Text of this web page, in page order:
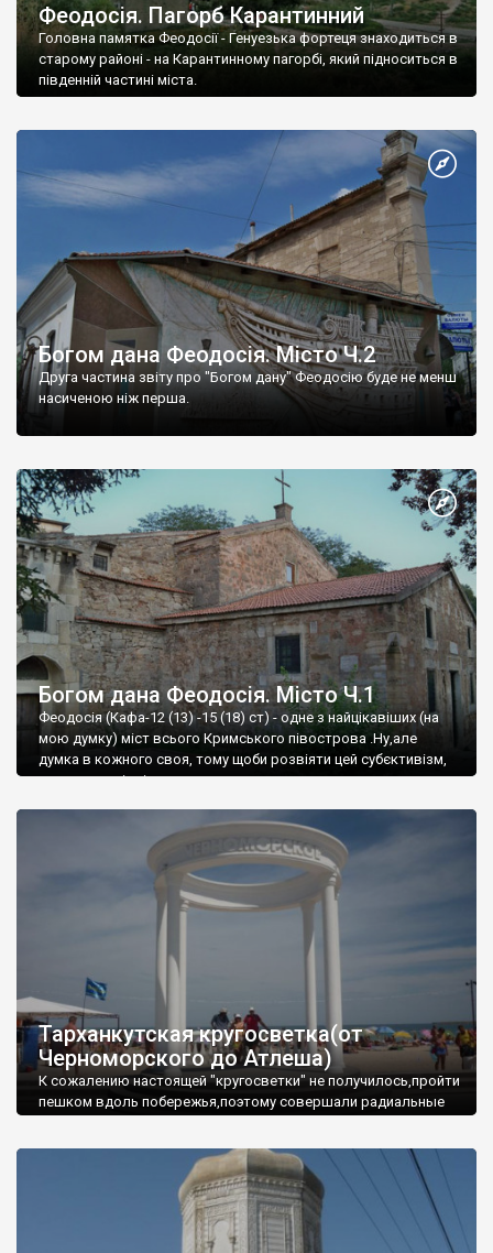
Феодосія. Пагорб Карантинний
Головна памятка Феодосії - Генуезька фортеця знаходиться в
старому районі - на Карантинному пагорбі, який підноситься в
південній частині міста.
Богом дана Феодосія. Місто Ч.2
Друга частина звіту про "Богом дану" Феодосію буде не менш
насиченою ніж перша.
Богом дана Феодосія. Місто Ч.1
Феодосія (Кафа-12 (13) -15 (18) ст) - одне з найцікавіших (на
мою думку) міст всього Кримського півострова .Ну,але
думка в кожного своя, тому щоби розвіяти цей субєктивізм,
запрошую відвідати це
Тарханкутская кругосветка(от
Черноморского до Атлеша)
К сожалению настоящей "кругосветки" не получилось,пройти
пешком вдоль побережья,поэтому совершали радиальные